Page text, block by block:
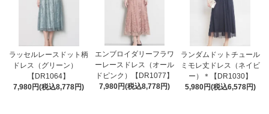
ラッセルレースドット柄
ドレス（グリーン）
【DR1064】
7,980円(税込8,778円)
エンブロイダリーフラワ
ーレースドレス（オール
ドピンク）【DR1077】
7,980円(税込8,778円)
ランダムドットチュール
ミモレ丈ドレス（ネイビ
ー）＊【DR1030】
5,980円(税込6,578円)